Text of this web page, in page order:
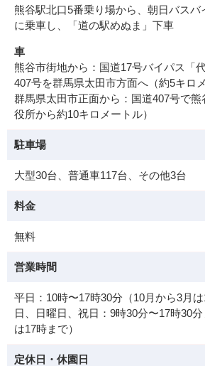
熊谷駅北口5番乗り場から、朝日バスバ
に乗車し、「道の駅めぬま」下車
車
熊谷市街地から：国道17号バイパス「
407号を群馬県太田市方面へ（約5キロ
群馬県太田市正面から：国道407号で
役所から約10キロメートル）
駐車場
大型30台、普通車117台、その他3台
料金
無料
営業時間
平日：10時〜17時30分（10月から3月
日、日曜日、祝日：9時30分〜17時30
は17時まで）
定休日・休園日